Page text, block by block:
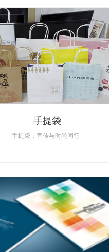
手提袋
手提袋：宣传与时尚同行